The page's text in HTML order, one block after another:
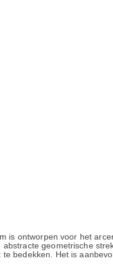
is ontworpen voor het
geometrische
bedekken. Het is